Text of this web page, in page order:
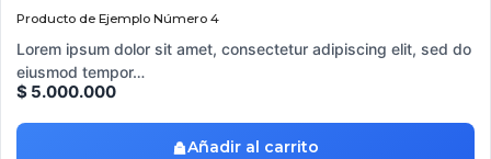
Producto de Ejemplo Número 4
Lorem ipsum dolor sit amet, consectetur adipiscing elit, sed do
eiusmod tempor…
$ 5.000.000
Añadir al carrito